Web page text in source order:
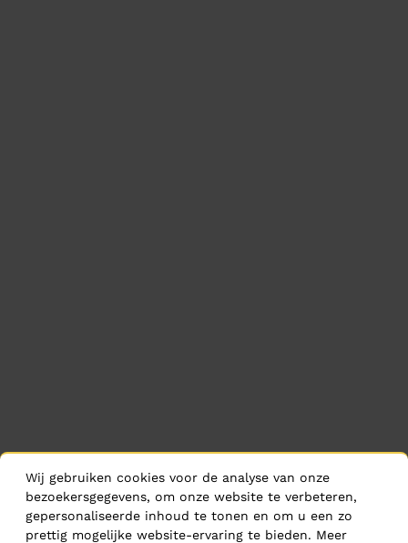
Wij gebruiken cookies voor de analyse van onze
bezoekersgegevens, om onze website te verbeteren,
gepersonaliseerde inhoud te tonen en om u een zo
prettig mogelijke website-ervaring te bieden. Meer